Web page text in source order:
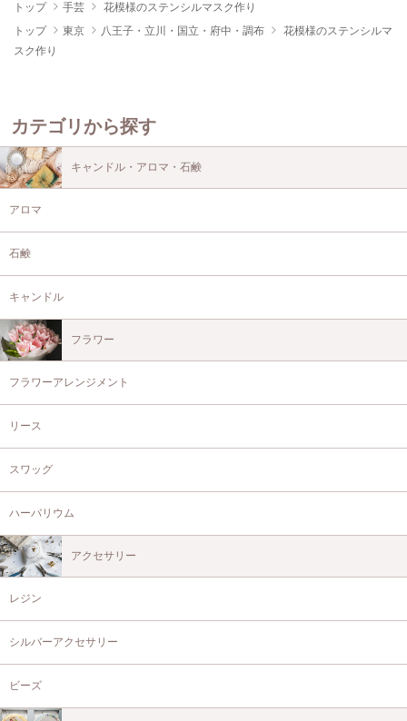
トップ
手芸
花模様のステンシルマスク作り
トップ
東京 八王子・立川・国立・府中・調布
花模様のステンシルマ
スク作り
カテゴリから探す
キャンドル・アロマ・石鹸
アロマ
石鹸
キャンドル
フラワー
フラワーアレンジメント
リース
スワッグ
ハーバリウム
アクセサリー
レジン
シルバーアクセサリー
ビーズ